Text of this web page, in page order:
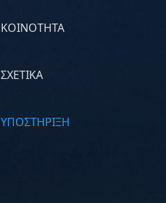
ΚΟΙΝΟΤΗΤΑ
ΣΧΕΤΙΚΆ
ΥΠΟΣΤΗΡΙΞΗ